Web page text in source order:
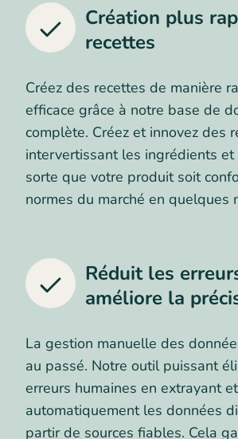
Création plus
recettes
Créez des recettes de manière
efficace grâce à notre base de
complète. Créez et innovez des
intervertissant les ingrédients et
sorte que votre produit soit
normes du marché en quelques
Réduit les
améliore la
La gestion manuelle des
au passé. Notre outil puissant
erreurs humaines en extrayant
automatiquement les données
partir de sources fiables. Cela